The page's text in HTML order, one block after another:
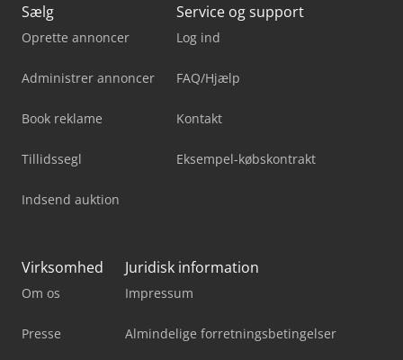
Sælg
Oprette annoncer
Administrer annoncer
Book reklame
Tillidssegl
Indsend auktion
Service og support
Log ind
FAQ/Hjælp
Kontakt
Eksempel-købskontrakt
Virksomhed
Om os
Presse
Juridisk information
Impressum
Almindelige forretningsbetingelser